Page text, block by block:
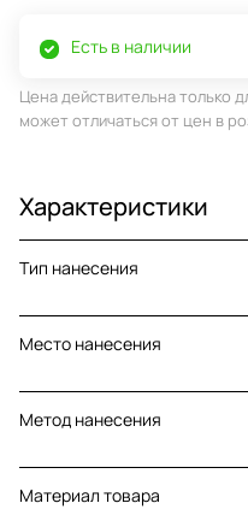
Есть в наличии
Цена действительна только
может отличаться от цен в
Характеристики
Тип нанесения
Место нанесения
Метод нанесения
Материал товара